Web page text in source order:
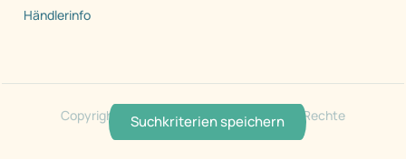
Suchkriterien speichern
Händlerinfo
Copyright 1999 - 2026 by Caraworld. Alle Rechte
vorbehalten.